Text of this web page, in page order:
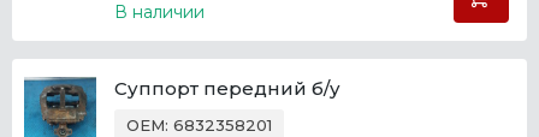
В наличии
Суппорт передний б/у
OEM: 6832358201